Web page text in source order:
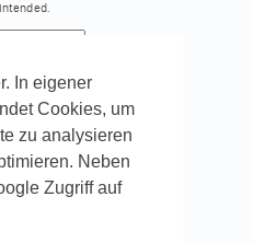
In eigener
Cookies, um
zu analysieren
Neben
Zugriff auf